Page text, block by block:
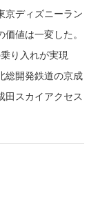
京ディズニーラン
値は一変した。
り入れが実現
総開発鉄道の京成
田スカイアクセス